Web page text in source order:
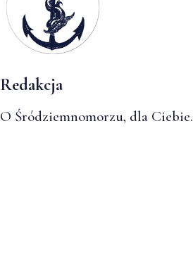
Redakcja
O Śródziemnomorzu, dla Ciebie.